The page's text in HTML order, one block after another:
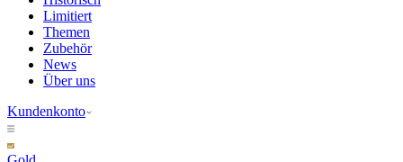
Limitiert
Themen
Zubehör
News
Über uns
Kundenkonto